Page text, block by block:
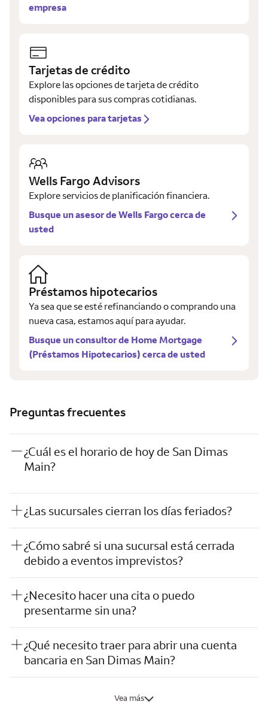
empresa
Tarjetas de crédito
Explore las opciones de tarjeta de crédito
disponibles para sus compras cotidianas.
Vea opciones para tarjetas
Wells Fargo Advisors
Explore servicios de planificación financiera.
Busque un asesor de Wells Fargo cerca de
usted
Préstamos hipotecarios
Ya sea que se esté refinanciando o comprando una
nueva casa, estamos aquí para ayudar.
Busque un consultor de Home Mortgage
(Préstamos Hipotecarios) cerca de usted
Preguntas frecuentes
¿Cuál es el horario de hoy de San Dimas
Main?
¿Las sucursales cierran los días feriados?
¿Cómo sabré si una sucursal está cerrada
debido a eventos imprevistos?
¿Necesito hacer una cita o puedo
presentarme sin una?
¿Qué necesito traer para abrir una cuenta
bancaria en San Dimas Main?
Vea más